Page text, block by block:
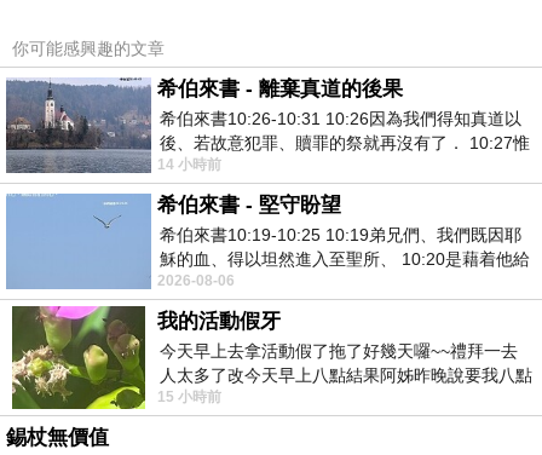
你可能感興趣的文章
希伯來書 - 離棄真道的後果
希伯來書10:26-10:31 10:26因為我們得知真道以
後、若故意犯罪、贖罪的祭就再沒有了． 10:27惟
有戰懼等候審判和那燒滅眾敵人的烈火
14 小時前
希伯來書 - 堅守盼望
希伯來書10:19-10:25 10:19弟兄們、我們既因耶
穌的血、得以坦然進入至聖所、 10:20是藉着他給
我們開了一條又新又活的路從幔子經過
2026-08-06
我的活動假牙
今天早上去拿活動假了拖了好幾天囉~~禮拜一去
人太多了改今天早上八點結果阿姊昨晚說要我八點
去西螺農會~回到莿桐都8點半多了
15 小時前
錫杖無價值